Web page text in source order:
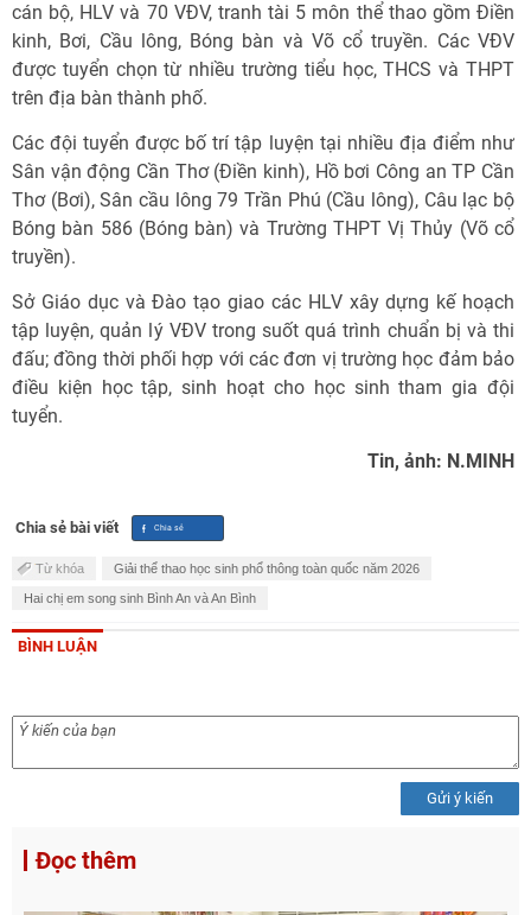
cán bộ, HLV và 70 VĐV, tranh tài 5 môn thể thao gồm Điền
kinh, Bơi, Cầu lông, Bóng bàn và Võ cổ truyền. Các VĐV
được tuyển chọn từ nhiều trường tiểu học, THCS và THPT
trên địa bàn thành phố.
Các đội tuyển được bố trí tập luyện tại nhiều địa điểm như
Sân vận động Cần Thơ (Điền kinh), Hồ bơi Công an TP Cần
Thơ (Bơi), Sân cầu lông 79 Trần Phú (Cầu lông), Câu lạc bộ
Bóng bàn 586 (Bóng bàn) và Trường THPT Vị Thủy (Võ cổ
truyền).
Sở Giáo dục và Đào tạo giao các HLV xây dựng kế hoạch
tập luyện, quản lý VĐV trong suốt quá trình chuẩn bị và thi
đấu; đồng thời phối hợp với các đơn vị trường học đảm bảo
điều kiện học tập, sinh hoạt cho học sinh tham gia đội
tuyển.
Tin, ảnh: N.MINH
Chia sẻ bài viết
Từ khóa Giải thể thao học sinh phổ thông toàn quốc năm 2026
Hai chị em song sinh Bình An và An Bình
BÌNH LUẬN
Gửi ý kiến
Đọc thêm